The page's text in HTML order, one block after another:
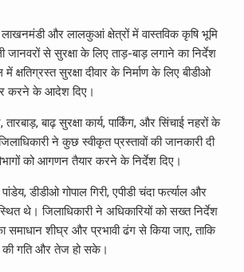
और लालकुआं क्षेत्रों में वास्तविक कृषि भूमि
से सुरक्षा के लिए ताड़-बाड़ लगाने का निर्देश
में क्षतिग्रस्त सुरक्षा दीवार के निर्माण के लिए बीडीओ
करने के आदेश दिए।
बाढ़ सुरक्षा कार्य, पार्किंग, और सिंचाई नहरों के
ने कुछ स्वीकृत प्रस्तावों की जानकारी दी
को आगणन तैयार करने के निर्देश दिए।
डीडीओ गोपाल गिरी, एपीडी चंदा फर्त्याल और
थे। जिलाधिकारी ने अधिकारियों को सख्त निर्देश
शीघ्र और प्रभावी ढंग से किया जाए, ताकि
की गति और तेज हो सके।